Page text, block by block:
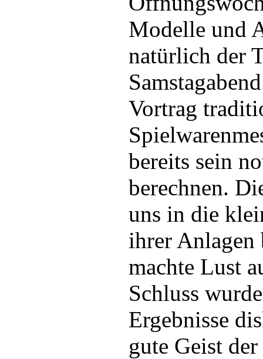
Modelle und
natürlich der
Vortrag
bereits sein
berechnen.
uns in die
ihrer Anlagen
machte Lust
Schluss
Ergebnisse
gute Geist